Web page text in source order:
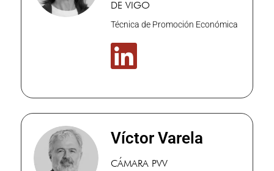
DE VIGO
Técnica de Promoción Económica

Víctor Varela
CÁMARA PVV